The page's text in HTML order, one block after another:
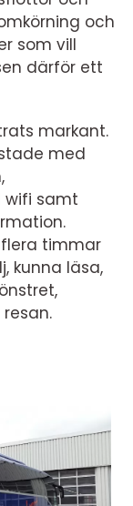
och
som vill
därför ett
markant.
med
wifi samt
flera timmar
kunna läsa,